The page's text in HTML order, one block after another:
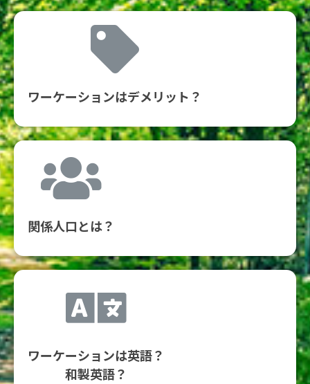
ワーケーションはデメリット？
関係人口とは？
ワーケーションは英語？
和製英語？